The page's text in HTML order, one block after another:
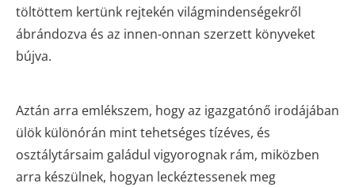
töltöttem kertünk rejtekén világmindenségekről
ábrándozva és az innen-onnan szerzett könyveket
bújva.
Aztán arra emlékszem, hogy az igazgatónő irodájában
ülök különórán mint tehetséges tízéves, és
osztálytársaim galádul vigyorognak rám, miközben
arra készülnek, hogyan leckéztessenek meg